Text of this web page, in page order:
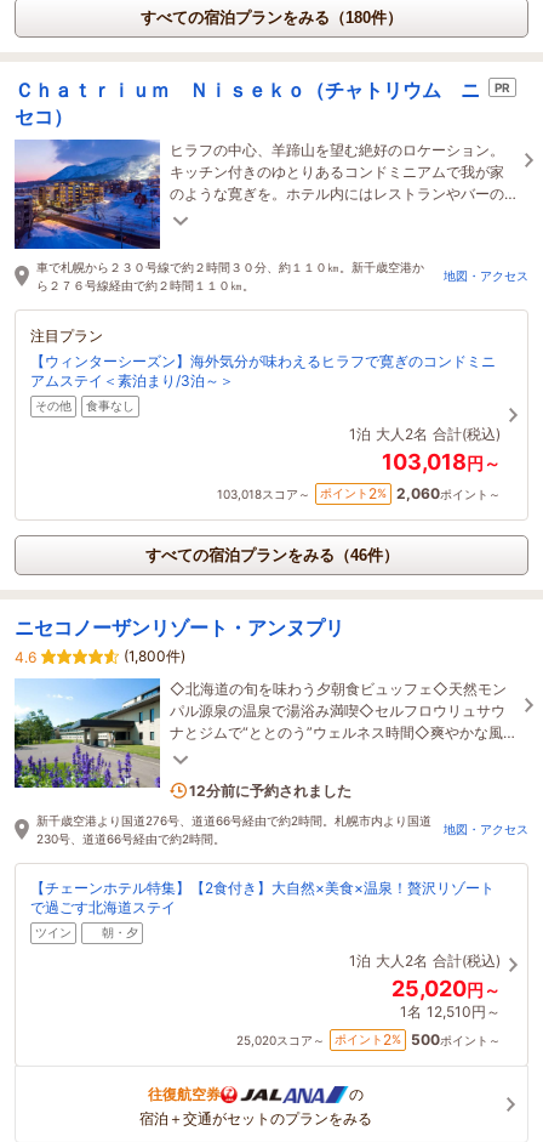
すべての宿泊プランをみる（180件）
Ｃｈａｔｒｉｕｍ Ｎｉｓｅｋｏ（チャトリウム ニ
セコ）
PR
ヒラフの中心、羊蹄山を望む絶好のロケーション。
キッチン付きのゆとりあるコンドミニアムで我が家
のような寛ぎを。ホテル内にはレストランやバーの
他フィットネス完備。コンビニまで徒歩３分。
車で札幌から２３０号線で約２時間３０分、約１１０㎞。新千歳空港か
ら２７６号線経由で約２時間１１０㎞。
地図・アクセス
注目プラン
【ウィンターシーズン】海外気分が味わえるヒラフで寛ぎのコンドミニ
アムステイ＜素泊まり/3泊～＞
その他 食事なし
1泊 大人2名 合計(税込)
103,018円～
103,018スコア～ ポイント 2% 2,060ポイント～
すべての宿泊プランをみる（46件）
ニセコノーザンリゾート・アンヌプリ
4.6
(1,800件)
◇北海道の旬を味わう夕朝食ビュッフェ◇天然モン
パル源泉の温泉で湯浴み満喫◇セルフロウリュサウ
ナとジムで“ととのう”ウェルネス時間◇爽やかな風
と景色に包まれるリゾート
5名がこの宿を見ています
12分前に予約されました
新千歳空港より国道276号、道道66号経由で約2時間。札幌市内より国道
230号、道道66号経由で約2時間。
地図・アクセス
【チェーンホテル特集】【2食付き】大自然×美食×温泉！贅沢リゾート
で過ごす北海道ステイ
ツイン 朝・夕
1泊 大人2名 合計(税込)
25,020円～
1名 12,510円～
25,020スコア～ ポイント 2% 500ポイント～
往復航空券
の
宿泊＋交通がセットのプランをみる